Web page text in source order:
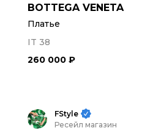
BOTTEGA VENETA
Платье
IT 38
260 000 ₽
FStyle
Ресейл магазин